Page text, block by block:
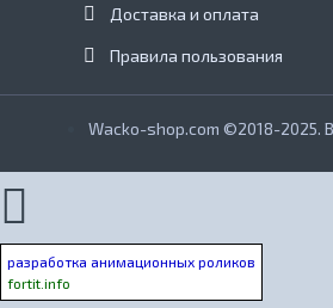
Доставка и оплата
Правила пользования
Wacko-shop.com ©2018-2025.
разработка анимационных роликов
fortit.info